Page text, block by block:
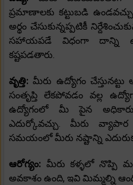
ప్రమాణాలకు కట్టుబడి
అర్థం చేసుకున్నప్పటికీ
సహాయపడే విధంగా దాన్ని
కష్టపడతారు.
వృత్తి:మీరు ఉద్యోగం
సంతృప్తి లేకపోవడం వల్ల
ఉద్యోగంలో మీ పైన
ఎదుర్కోవచ్చు. మీరు
సమయంలో మీరు నష్టాన్ని
ఆరోగ్యం: మీరు కళ్ళలో నొప్పి
అవకాశం ఉంది, ఇవి మిమ్మల్ని